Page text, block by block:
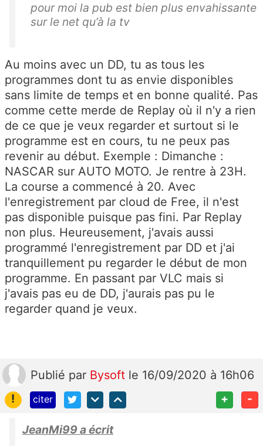
pour moi la pub est bien plus envahissante
sur le net qu’à la tv
Au moins avec un DD, tu as tous les
programmes dont tu as envie disponibles
sans limite de temps et en bonne qualité. Pas
comme cette merde de Replay où il n'y a rien
de ce que je veux regarder et surtout si le
programme est en cours, tu ne peux pas
revenir au début. Exemple : Dimanche :
NASCAR sur AUTO MOTO. Je rentre à 23H.
La course a commencé à 20. Avec
l'enregistrement par cloud de Free, il n'est
pas disponible puisque pas fini. Par Replay
non plus. Heureusement, j'avais aussi
programmé l'enregistrement par DD et j'ai
tranquillement pu regarder le début de mon
programme. En passant par VLC mais si
j'avais pas eu de DD, j'aurais pas pu le
regarder quand je veux.
Publié par Bysoft le 16/09/2020 à 16h06
!
citer + -
JeanMi99 a écrit